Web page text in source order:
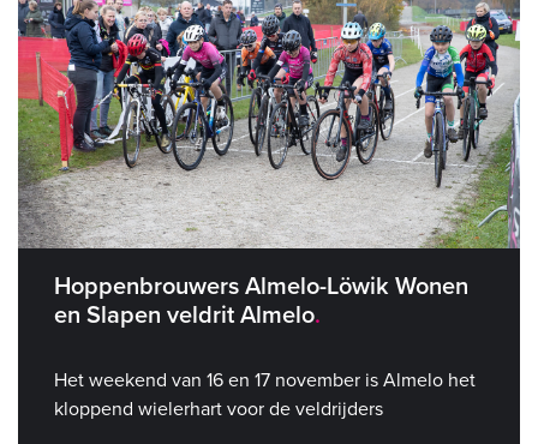
Hoppenbrouwers Almelo-Löwik Wonen
en Slapen veldrit Almelo
Het weekend van 16 en 17 november is Almelo het
kloppend wielerhart voor de veldrijders